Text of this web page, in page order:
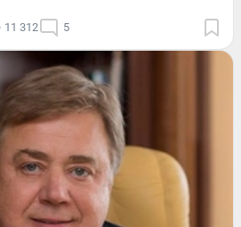
11 312 5